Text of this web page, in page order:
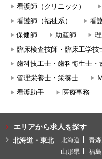
看護師（クリニック）
看護師（福祉系）
看
保健師
助産師
臨床検査技師・臨床工学技
歯科技工士・歯科衛生士・
管理栄養士・栄養士
看護助手
医療事務
エリアから求人を探す
北海道・東北 北海道 青
山形県
福